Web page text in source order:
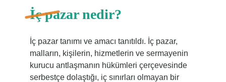
İç pazar nedir?
İç pazar tanımı ve amacı tanıtıldı. İç pazar,
malların, kişilerin, hizmetlerin ve sermayenin
kurucu antlaşmanın hükümleri çerçevesinde
serbestçe dolaştığı, iç sınırları olmayan bir